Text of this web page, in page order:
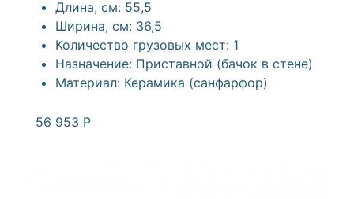
Длина, см: 55,5
Ширина, см: 36,5
Количество грузовых мест: 1
Назначение: Приставной (бачок в стене)
Материал: Керамика (санфарфор)
56 953 Р